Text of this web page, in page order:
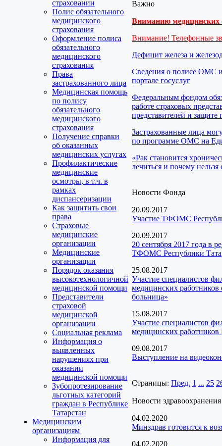
страховании
Полис обязательного
медицинского
страхования
Оформление полиса
обязательного
медицинского
страхования
Права
застрахованного лица
Медицинская помощь
по полису
обязательного
медицинского
страхования
Получение справки
об оказанных
медицинских услугах
Профилактические
медицинские
осмотры, в т.ч. в
рамках
диспансеризации
Как защитить свои
права
Страховые
медицинские
организации
Медицинские
организации
Порядок оказания
высокотехнологичной
медицинской помощи
Представители
страховой
медицинской
организации
Социальная реклама
Информация о
выявленных
нарушениях при
оказании
медицинской помощи
Зубопротезирование
льготных категорий
граждан в Республике
Татарстан
Медицинским
организациям
Информация для
Важно
Вниманию медицинских
Внимание! Телефонные
Дефицит железа и
Сведения о полисе ОМС
портале госуслуг
Федеральным фондом
работе страховых
представителей и защите
Застрахованные лица
по программе ОМС на
«Рак становится
лечиться и почему нельзя
Новости Фонда
20.09.2017
Участие ТФОМС
20.09.2017
20 сентября 2017 года в
ТФОМС Республики
25.08.2017
Участие специалистов
медицинских работников
больница»
15.08.2017
Участие специалистов
медицинских работников
09.08.2017
Выступление на
Страницы: Пред. 1 ... 25
Новости здравоохранения
04.02.2020
Минздрав готовится к
04.02.2020